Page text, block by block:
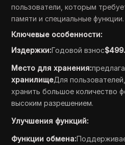
пользователи, которым
памяти и специальные функции.
Ключевые особенности:
Издержки:Годовой взнос
Место для хранения:
хранилищеДля
хранить большое количество
высоким разрешением.
Улучшения функций:
Функции обмена: